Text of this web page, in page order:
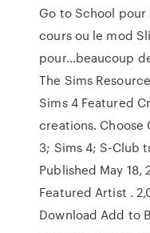
Go to School pour
cours ou le mod
pour…beaucoup
The Sims
Sims 4 Featured
creations. Choose
3; Sims 4; S-Club
Published May 18,
Featured Artist .
Download Add to